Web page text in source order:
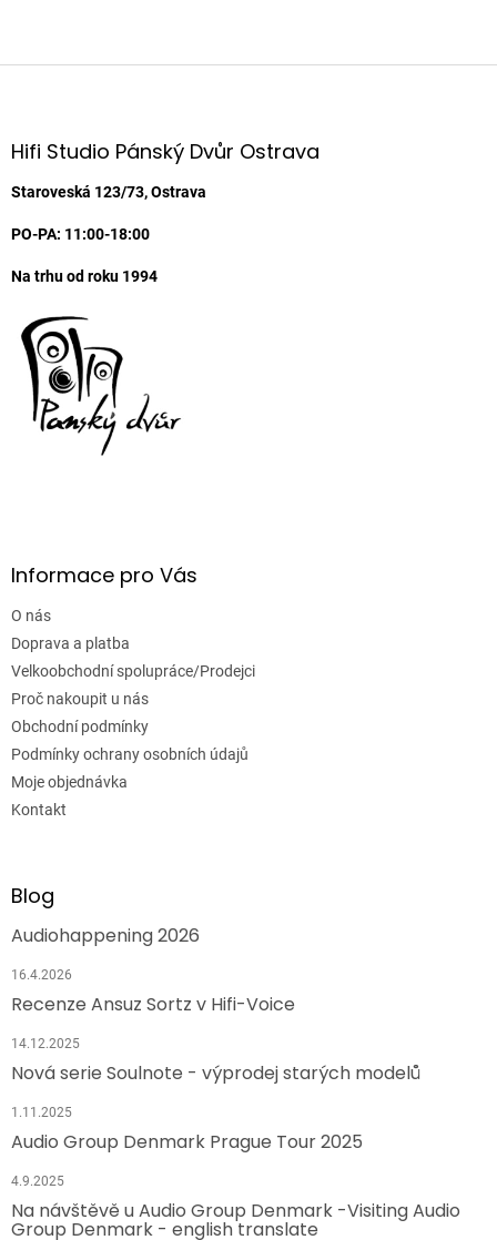
Z
aHifi Studio Pánský Dvůr Ostrava
Staroveská 123/73, Ostrava
PO-PA: 11:00-18:00
Na trhu od roku 1994
Informace pro Vás
O nás
Doprava a platba
Velkoobchodní spolupráce/Prodejci
Proč nakoupit u nás
Obchodní podmínky
Podmínky ochrany osobních údajů
Moje objednávka
Kontakt
Blog
Audiohappening 2026
16.4.2026
Recenze Ansuz Sortz v Hifi-Voice
14.12.2025
Nová serie Soulnote - výprodej starých modelů
1.11.2025
Audio Group Denmark Prague Tour 2025
4.9.2025
Na návštěvě u Audio Group Denmark -Visiting Audio
Group Denmark - english translate